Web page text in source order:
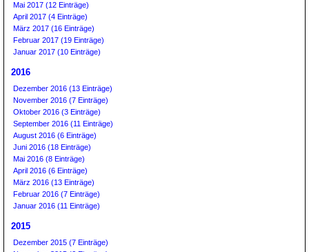
Mai 2017 (12 Einträge)
April 2017 (4 Einträge)
März 2017 (16 Einträge)
Februar 2017 (19 Einträge)
Januar 2017 (10 Einträge)
2016
Dezember 2016 (13 Einträge)
November 2016 (7 Einträge)
Oktober 2016 (3 Einträge)
September 2016 (11 Einträge)
August 2016 (6 Einträge)
Juni 2016 (18 Einträge)
Mai 2016 (8 Einträge)
April 2016 (6 Einträge)
März 2016 (13 Einträge)
Februar 2016 (7 Einträge)
Januar 2016 (11 Einträge)
2015
Dezember 2015 (7 Einträge)